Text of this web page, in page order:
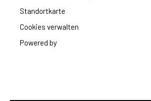
Standortkarte
Cookies verwalten
Powered by